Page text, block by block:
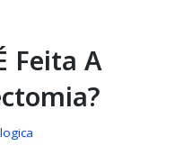
Feita A